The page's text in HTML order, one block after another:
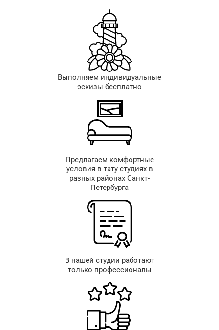
Выполняем индивидуальные
эскизы бесплатно
Предлагаем комфортные
условия в тату студиях в
разных районах Санкт-
Петербурга
В нашей студии работают
только профессионалы